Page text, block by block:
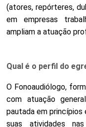
(atores, repórteres,
em empresas
ampliam a atuação
Qual é o perfil do
O Fonoaudiólogo,
com atuação
pautada em
suas atividades